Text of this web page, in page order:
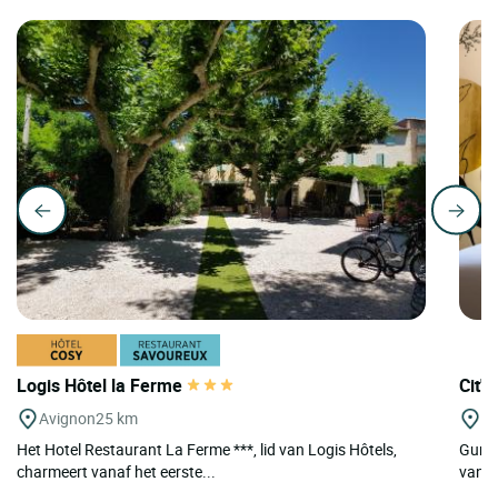
Logis Hôtel la Ferme
Avignon25 km
Het Hotel Restaurant La Ferme ***, lid van Logis Hôtels,
charmeert vanaf het eerste...
Gun
van